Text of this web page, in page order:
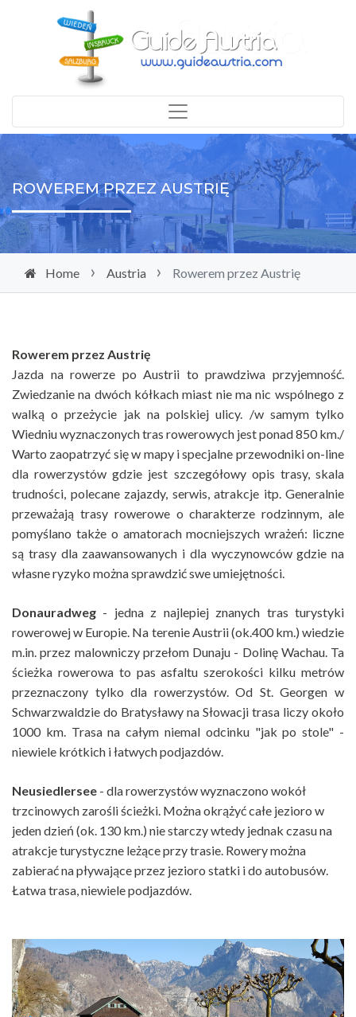
ROWEREM PRZEZ AUSTRIĘ
Home Austria Rowerem przez Austrię
Rowerem przez Austrię
Jazda na rowerze po Austrii to prawdziwa przyjemność.
Zwiedzanie na dwóch kółkach miast nie ma nic wspólnego z
walką o przeżycie jak na polskiej ulicy. /w samym tylko
Wiedniu wyznaczonych tras rowerowych jest ponad 850 km./
Warto zaopatrzyć się w mapy i specjalne przewodniki on-line
dla rowerzystów gdzie jest szczegółowy opis trasy, skala
trudności, polecane zajazdy, serwis, atrakcje itp. Generalnie
przeważają trasy rowerowe o charakterze rodzinnym, ale
pomyślano także o amatorach mocniejszych wrażeń: liczne
są trasy dla zaawansowanych i dla wyczynowców gdzie na
własne ryzyko można sprawdzić swe umiejętności.
Donauradweg - jedna z najlepiej znanych tras turystyki
rowerowej w Europie. Na terenie Austrii (ok.400 km.) wiedzie
m.in. przez malowniczy przełom Dunaju - Dolinę Wachau. Ta
ścieżka rowerowa to pas asfaltu szerokości kilku metrów
przeznaczony tylko dla rowerzystów. Od St. Georgen w
Schwarzwaldzie do Bratysławy na Słowacji trasa liczy około
1000 km. Trasa na całym niemal odcinku "jak po stole" -
niewiele krótkich i łatwych podjazdów.
Neusiedlersee - dla rowerzystów wyznaczono wokół
trzcinowych zarośli ścieżki. Można okrążyć całe jezioro w
jeden dzień (ok. 130 km.) nie starczy wtedy jednak czasu na
atrakcje turystyczne leżące przy trasie. Rowery można
zabierać na pływające przez jezioro statki i do autobusów.
Łatwa trasa, niewiele podjazdów.